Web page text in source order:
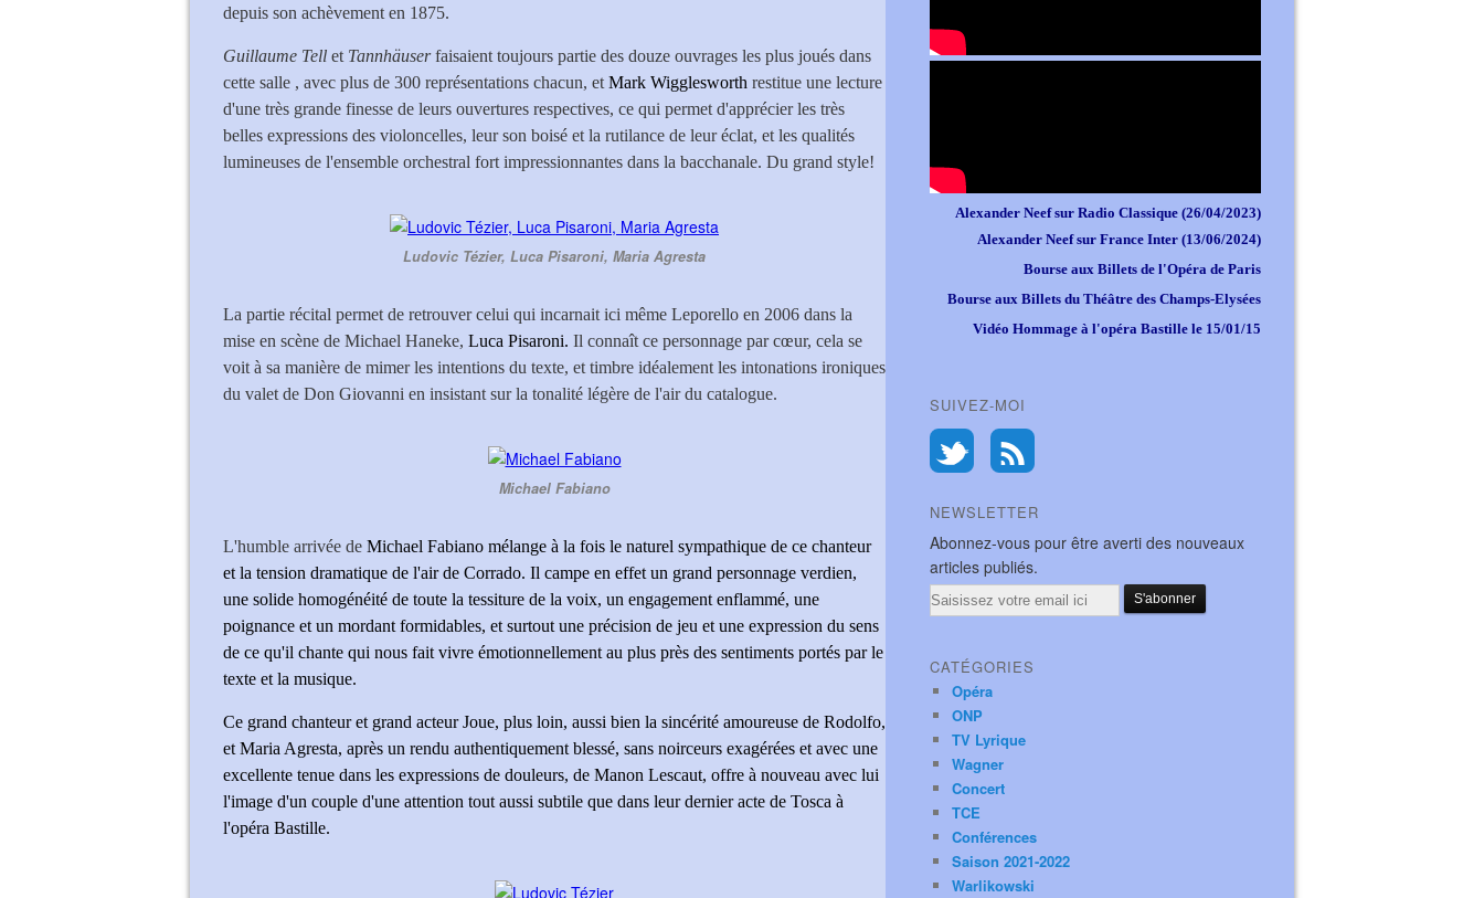
depuis son achèvement en 1875.
Guillaume Tell et Tannhäuserfaisaient toujours partie des douze ouvrages les plus joués dans
cette salle , avec plus de 300 représentations chacun, et Mark Wigglesworth restitue une lecture
d'une très grande finesse de leurs ouvertures respectives, ce qui permet d'apprécier les très
belles expressions des violoncelles, leur son boisé et la rutilance de leur éclat, et les qualités
lumineuses de l'ensemble orchestral fort impressionnantes dans la bacchanale. Du grand style!
Ludovic Tézier, Luca Pisaroni, Maria Agresta
La partie récital permet de retrouver celui qui incarnait ici même Leporello en 2006 dans la
mise en scène de Michael Haneke, Luca Pisaroni. Il connaît ce personnage par cœur, cela se
voit à sa manière de mimer les intentions du texte, et timbre idéalement les intonations ironiques
du valet de Don Giovanni en insistant sur la tonalité légère de l'air du catalogue.
Michael Fabiano
L'humble arrivée de Michael Fabiano mélange à la fois le naturel sympathique de ce chanteur
et la tension dramatique de l'air de Corrado. Il campe en effet un grand personnage verdien,
une solide homogénéité de toute la tessiture de la voix, un engagement enflammé, une
poignance et un mordant formidables, et surtout une précision de jeu et une expression du sens
de ce qu'il chante qui nous fait vivre émotionnellement au plus près des sentiments portés par le
texte et la musique.
Ce grand chanteur et grand acteur Joue, plus loin, aussi bien la sincérité amoureuse de Rodolfo,
et Maria Agresta, après un rendu authentiquement blessé, sans noirceurs exagérées et avec une
excellente tenue dans les expressions de douleurs, de Manon Lescaut, offre à nouveau avec lui
l'image d'un couple d'une attention tout aussi subtile que dans leur dernier acte de Tosca à
l'opéra Bastille.
Alexander Neef sur Radio Classique (26/04/2023)
Alexander Neef sur France Inter (13/06/2024)
Bourse aux Billets de l'Opéra de Paris
Bourse aux Billets du Théâtre des Champs-Elysées
Vidéo Hommage à l'opéra Bastille le 15/01/15
SUIVEZ-MOI
NEWSLETTER
Abonnez-vous pour être averti des nouveaux
articles publiés.
Email
CATÉGORIES
Opéra
ONP
TV Lyrique
Wagner
Concert
TCE
Conférences
Saison 2021-2022
Warlikowski